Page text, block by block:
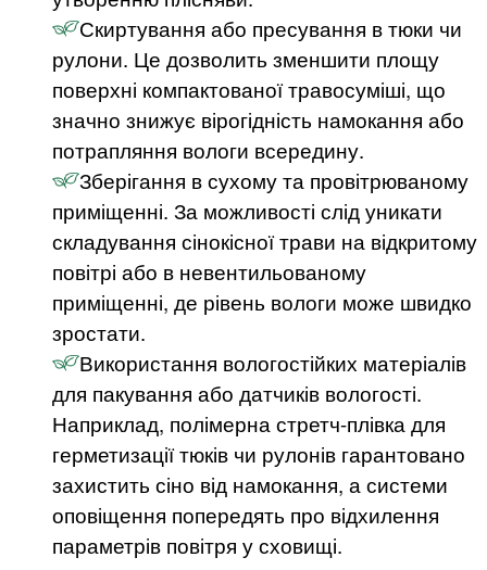
Скиртування або пресування в тюки чи
рулони. Це дозволить зменшити площу
поверхні компактованої травосуміші, що
значно знижує вірогідність намокання або
потрапляння вологи всередину.
Зберігання в сухому та провітрюваному
приміщенні. За можливості слід уникати
складування сінокісної трави на відкритому
повітрі або в невентильованому
приміщенні, де рівень вологи може швидко
зростати.
Використання вологостійких матеріалів
для пакування або датчиків вологості.
Наприклад, полімерна стретч-плівка для
герметизації тюків чи рулонів гарантовано
захистить сіно від намокання, а системи
оповіщення попередять про відхилення
параметрів повітря у сховищі.